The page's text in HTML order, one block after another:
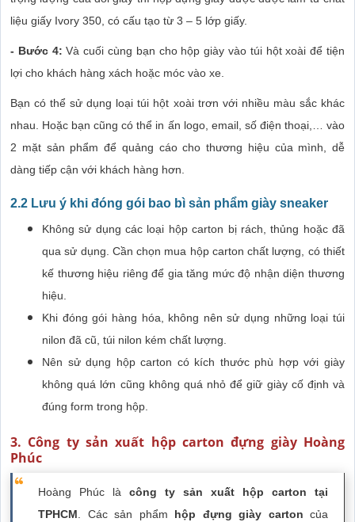
liệu giấy Ivory 350, có cấu tạo từ 3 – 5 lớp giấy.
- Bước 4:Và cuối cùng bạn cho hộp giày vào túi hột xoài để tiện
lợi cho khách hàng xách hoặc móc vào xe.
Bạn có thể sử dụng loại túi hột xoài trơn với nhiều màu sắc khác
nhau. Hoặc bạn cũng có thể in ấn logo, email, số điện thoại,… vào
2 mặt sản phẩm để quảng cáo cho thương hiệu của mình, dễ
dàng tiếp cận với khách hàng hơn.
2.2 Lưu ý khi đóng gói bao bì sản phẩm giày sneaker
Không sử dụng các loại hộp carton bị rách, thủng hoặc đã
qua sử dụng. Cần chọn mua hộp carton chất lượng, có thiết
kế thương hiệu riêng để gia tăng mức độ nhận diện thương
hiệu.
Khi đóng gói hàng hóa, không nên sử dụng những loại túi
nilon đã cũ, túi nilon kém chất lượng.
Nên sử dụng hộp carton có kích thước phù hợp với giày
không quá lớn cũng không quá nhỏ để giữ giày cố định và
đúng form trong hộp.
3. Công ty sản xuất hộp carton đựng giày Hoàng
Phúc
Hoàng Phúc là công ty sản xuất hộp carton tại
TPHCM. Các sản phẩm hộp đựng giày carton của